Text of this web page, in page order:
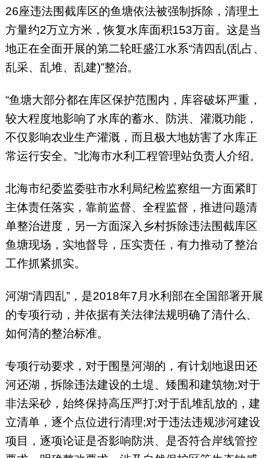
26座违法围截库区的鱼塘依法被强制拆除，清理土
方量约2万立方米，恢复水库面积153万亩。这是当
地正在全面开展的第二轮旺盛江水系“清四乱(乱占、
乱采、乱堆、乱建)”整治。
“鱼塘大部分都在库区保护范围内，库容破坏严重，
较大程度地影响了水库的蓄水、防洪、灌溉功能，
不仅影响农业生产灌溉，而且极大地妨害了水库正
常运行安全。”北海市水利工程管理站负责人介绍。
北海市纪委监委驻市水利局纪检监察组一方面紧盯
主体责任落实，靠前监督、全程监督，推进问题清
单整治进度，另一方面深入乡村拆除违法围截库区
鱼塘现场，实地督导，压实责任，有力推动了整治
工作抓紧抓实。
河湖“清四乱”，是2018年7月水利部在全国部署开展
的专项行动，并依据有关法律法规明确了清什么、
如何清的整治标准。
专项行动要求，对于围垦河湖的，有计划地退田还
河还湖，拆除违法建设的土堤、矮围和建筑物;对于
非法采砂，始终保持高压严打;对于乱堆乱放的，建
立清单，逐个点位进行清理;对于违法违规涉河建设
项目，逐项论证是否影响防洪、是否符合岸线管控